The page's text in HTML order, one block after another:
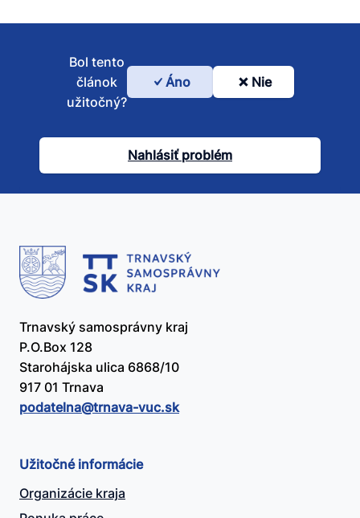
Bol
článok
užitočný?
Bol tento
článok
užitočný?
Áno Nie
Nahlásiť problém
Trnavský samosprávny kraj
P.O.Box 128
Starohájska ulica 6868/10
917 01 Trnava
podatelna@​trnava-vuc.sk
Užitočné informácie
Organizácie kraja